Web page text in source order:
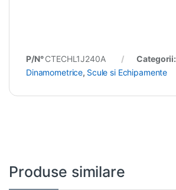
P/N°CTECHL1J240A Categorii:
Dinamometrice, Scule si Echipamente
Produse similare